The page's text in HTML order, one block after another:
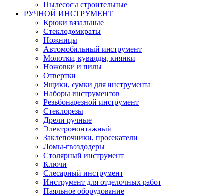
Пылесосы строительные
РУЧНОЙ ИНСТРУМЕНТ
Крюки вязальные
Стеклодомкраты
Ножницы
Автомобильный инструмент
Молотки, кувалды, киянки
Ножовки и пилы
Отвертки
Ящики, сумки для инструмента
Наборы инструментов
Резьбонарезной инструмент
Стеклорезы
Дрели ручные
Электромонтажный
Заклепочники, просекатели
Ломы-гвоздодеры
Столярный инструмент
Ключи
Слесарный инструмент
Инструмент для отделочных работ
Паяльное оборудование